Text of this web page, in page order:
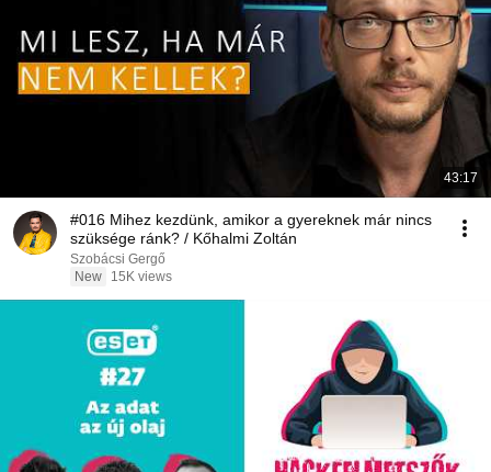
43:17
#016 Mihez kezdünk, amikor a gyereknek már nincs
szüksége ránk? / Kőhalmi Zoltán
Szobácsi Gergő
New
15K views